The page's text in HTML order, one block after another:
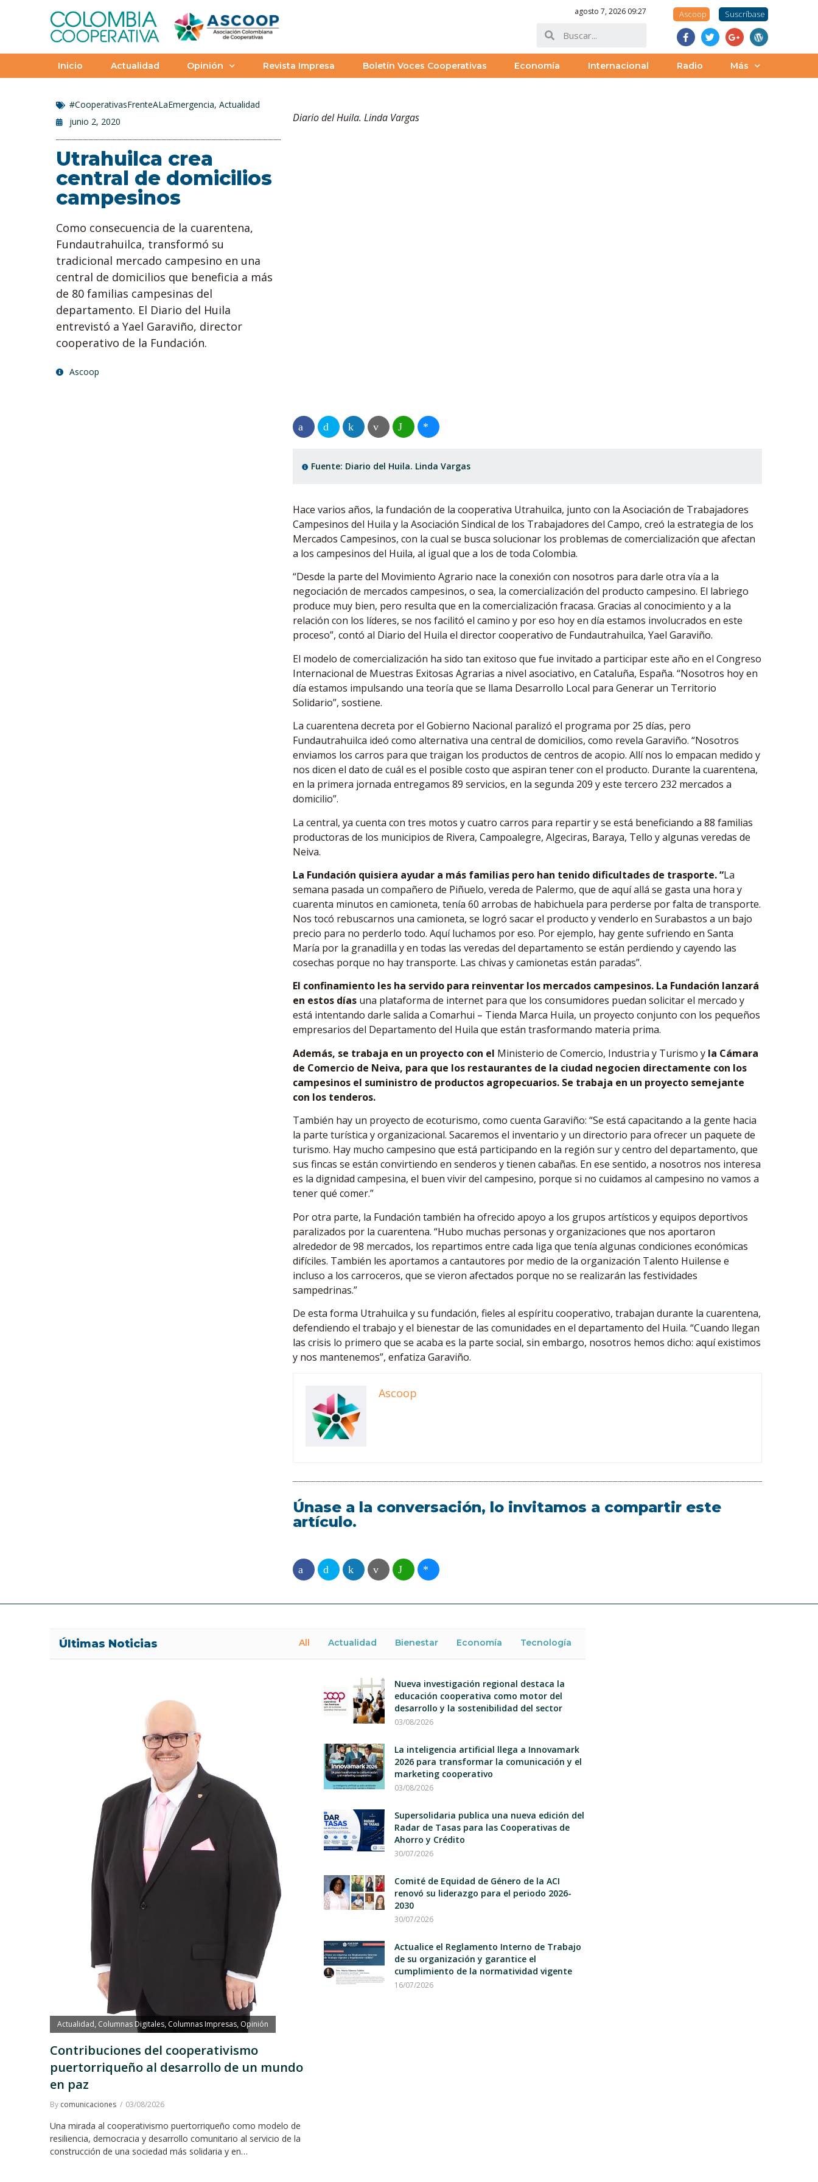
agosto 7, 2026 09:27 Ascoop Suscríbase
Inicio Actualidad Opinión Revista Impresa Boletín Voces Cooperativas Economía Internacional Radio Más
#CooperativasFrenteALaEmergencia, Actualidad
junio 2, 2020
Utrahuilca crea
central de domicilios
campesinos
Como consecuencia de la cuarentena,
Fundautrahuilca, transformó su
tradicional mercado campesino en una
central de domicilios que beneficia a más
de 80 familias campesinas del
departamento. El Diario del Huila
entrevistó a Yael Garaviño, director
cooperativo de la Fundación.
Ascoop
Diario del Huila. Linda Vargas
Fuente: Diario del Huila. Linda Vargas
Hace varios años, la fundación de la cooperativa Utrahuilca, junto con la Asociación de Trabajadores
Campesinos del Huila y la Asociación Sindical de los Trabajadores del Campo, creó la estrategia de los
Mercados Campesinos, con la cual se busca solucionar los problemas de comercialización que afectan
a los campesinos del Huila, al igual que a los de toda Colombia.
“Desde la parte del Movimiento Agrario nace la conexión con nosotros para darle otra vía a la
negociación de mercados campesinos, o sea, la comercialización del producto campesino. El labriego
produce muy bien, pero resulta que en la comercialización fracasa. Gracias al conocimiento y a la
relación con los líderes, se nos facilitó el camino y por eso hoy en día estamos involucrados en este
proceso”, contó al Diario del Huila el director cooperativo de Fundautrahuilca, Yael Garaviño.
El modelo de comercialización ha sido tan exitoso que fue invitado a participar este año en el Congreso
Internacional de Muestras Exitosas Agrarias a nivel asociativo, en Cataluña, España. “Nosotros hoy en
día estamos impulsando una teoría que se llama Desarrollo Local para Generar un Territorio
Solidario”, sostiene.
La cuarentena decreta por el Gobierno Nacional paralizó el programa por 25 días, pero
Fundautrahuilca ideó como alternativa una central de domicilios, como revela Garaviño. “Nosotros
enviamos los carros para que traigan los productos de centros de acopio. Allí nos lo empacan medido y
nos dicen el dato de cuál es el posible costo que aspiran tener con el producto. Durante la cuarentena,
en la primera jornada entregamos 89 servicios, en la segunda 209 y este tercero 232 mercados a
domicilio”.
La central, ya cuenta con tres motos y cuatro carros para repartir y se está beneficiando a 88 familias
productoras de los municipios de Rivera, Campoalegre, Algeciras, Baraya, Tello y algunas veredas de
Neiva.
La Fundación quisiera ayudar a más familias pero han tenido dificultades de trasporte. “La
semana pasada un compañero de Piñuelo, vereda de Palermo, que de aquí allá se gasta una hora y
cuarenta minutos en camioneta, tenía 60 arrobas de habichuela para perderse por falta de transporte.
Nos tocó rebuscarnos una camioneta, se logró sacar el producto y venderlo en Surabastos a un bajo
precio para no perderlo todo. Aquí luchamos por eso. Por ejemplo, hay gente sufriendo en Santa
María por la granadilla y en todas las veredas del departamento se están perdiendo y cayendo las
cosechas porque no hay transporte. Las chivas y camionetas están paradas”.
El confinamiento les ha servido para reinventar los mercados campesinos. La Fundación lanzará
en estos días una plataforma de internet para que los consumidores puedan solicitar el mercado y
está intentando darle salida a Comarhui – Tienda Marca Huila, un proyecto conjunto con los pequeños
empresarios del Departamento del Huila que están trasformando materia prima.
Además, se trabaja en un proyecto con el Ministerio de Comercio, Industria y Turismo y la Cámara
de Comercio de Neiva, para que los restaurantes de la ciudad negocien directamente con los
campesinos el suministro de productos agropecuarios. Se trabaja en un proyecto semejante
con los tenderos.
También hay un proyecto de ecoturismo, como cuenta Garaviño: “Se está capacitando a la gente hacia
la parte turística y organizacional. Sacaremos el inventario y un directorio para ofrecer un paquete de
turismo. Hay mucho campesino que está participando en la región sur y centro del departamento, que
sus fincas se están convirtiendo en senderos y tienen cabañas. En ese sentido, a nosotros nos interesa
es la dignidad campesina, el buen vivir del campesino, porque si no cuidamos al campesino no vamos a
tener qué comer.”
Por otra parte, la Fundación también ha ofrecido apoyo a los grupos artísticos y equipos deportivos
paralizados por la cuarentena. “Hubo muchas personas y organizaciones que nos aportaron
alrededor de 98 mercados, los repartimos entre cada liga que tenía algunas condiciones económicas
difíciles. También les aportamos a cantautores por medio de la organización Talento Huilense e
incluso a los carroceros, que se vieron afectados porque no se realizarán las festividades
sampedrinas.”
De esta forma Utrahuilca y su fundación, fieles al espíritu cooperativo, trabajan durante la cuarentena,
defendiendo el trabajo y el bienestar de las comunidades en el departamento del Huila. “Cuando llegan
las crisis lo primero que se acaba es la parte social, sin embargo, nosotros hemos dicho: aquí existimos
y nos mantenemos”, enfatiza Garaviño.
Ascoop
Únase a la conversación, lo invitamos a compartir este
artículo.
Últimas Noticias All Actualidad Bienestar Economía Tecnología
Actualidad Columnas Digitales, Columnas Impresas, Opinión
Contribuciones del cooperativismo
puertorriqueño al desarrollo de un mundo
en paz
By comunicaciones 03/08/2026
Una mirada al cooperativismo puertorriqueño como modelo de
resiliencia, democracia y desarrollo comunitario al servicio de la
construcción de una sociedad más solidaria y en…
Nueva investigación regional destaca la
educación cooperativa como motor del
desarrollo y la sostenibilidad del sector
03/08/2026
La inteligencia artificial llega a Innovamark
2026 para transformar la comunicación y el
marketing cooperativo
03/08/2026
Supersolidaria publica una nueva edición del
Radar de Tasas para las Cooperativas de
Ahorro y Crédito
30/07/2026
Comité de Equidad de Género de la ACI
renovó su liderazgo para el periodo 2026-
2030
30/07/2026
Actualice el Reglamento Interno de Trabajo
de su organización y garantice el
cumplimiento de la normatividad vigente
16/07/2026